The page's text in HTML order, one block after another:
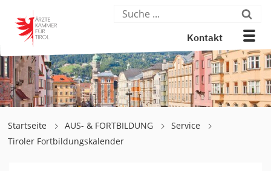
Kontakt
Startseite AUS- & FORTBILDUNG
Service
Tiroler Fortbildungskalender